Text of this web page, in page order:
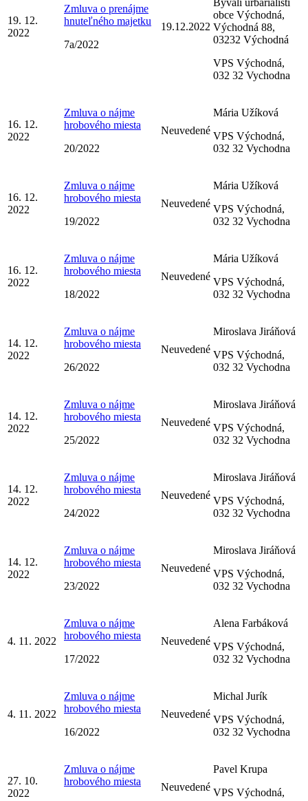
19. 12.
2022
Zmluva o prenájme
hnuteľného majetku
7a/2022
19.12.2022
obce Východná,
Východná 88,
03232 Východná
VPS Východná,
032 32 Vychodna
16. 12.
2022
Zmluva o nájme
hrobového miesta
20/2022
Neuvedené
Mária Užíková
VPS Východná,
032 32 Vychodna
16. 12.
2022
Zmluva o nájme
hrobového miesta
19/2022
Neuvedené
Mária Užíková
VPS Východná,
032 32 Vychodna
16. 12.
2022
Zmluva o nájme
hrobového miesta
18/2022
Neuvedené
Mária Užíková
VPS Východná,
032 32 Vychodna
14. 12.
2022
Zmluva o nájme
hrobového miesta
26/2022
Neuvedené
Miroslava Jiráňová
VPS Východná,
032 32 Vychodna
14. 12.
2022
Zmluva o nájme
hrobového miesta
25/2022
Neuvedené
Miroslava Jiráňová
VPS Východná,
032 32 Vychodna
14. 12.
2022
Zmluva o nájme
hrobového miesta
24/2022
Neuvedené
Miroslava Jiráňová
VPS Východná,
032 32 Vychodna
14. 12.
2022
Zmluva o nájme
hrobového miesta
23/2022
Neuvedené
Miroslava Jiráňová
VPS Východná,
032 32 Vychodna
4. 11. 2022
Zmluva o nájme
hrobového miesta
17/2022
Neuvedené
Alena Farbáková
VPS Východná,
032 32 Vychodna
4. 11. 2022
Zmluva o nájme
hrobového miesta
16/2022
Neuvedené
Michal Jurík
VPS Východná,
032 32 Vychodna
27. 10.
2022
Zmluva o nájme
hrobového miesta
Neuvedené
Pavel Krupa
VPS Východná,